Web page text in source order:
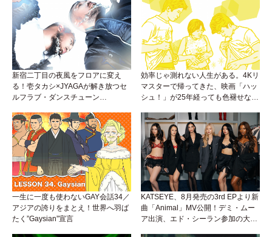
新宿二丁目の夜風をフロアに変え
る！壱タカシ×JYAGAが解き放つセ
ルフラブ・ダンスチューン
効率じゃ測れない人生がある。4Kリ
マスターで帰ってきた、映画「ハッ
シュ！」が25年経っても色褪せない
一生に一度も使わないGAY会話34／
アジアの誇りをまとえ！世界へ羽ば
たく”Gaysian”宣言
KATSEYE、8月発売の3rd EPより新
曲「Animal」MV公開！デミ・ムー
ア出演、エド・シーラン参加の大胆